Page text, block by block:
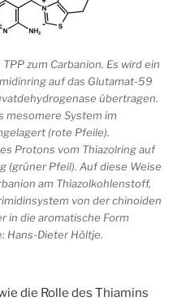
zum Carbanion. Es wird ein
auf das Glutamat-59
übertragen.
mesomere System im
(rote Pfeile).
Protons vom Thiazolring auf
(grüner Pfeil). Auf diese Weise
am Thiazolkohlenstoff,
von der chinoiden
in die aromatische Form
Hans-Dieter Höltje.
die Rolle des Thiamins